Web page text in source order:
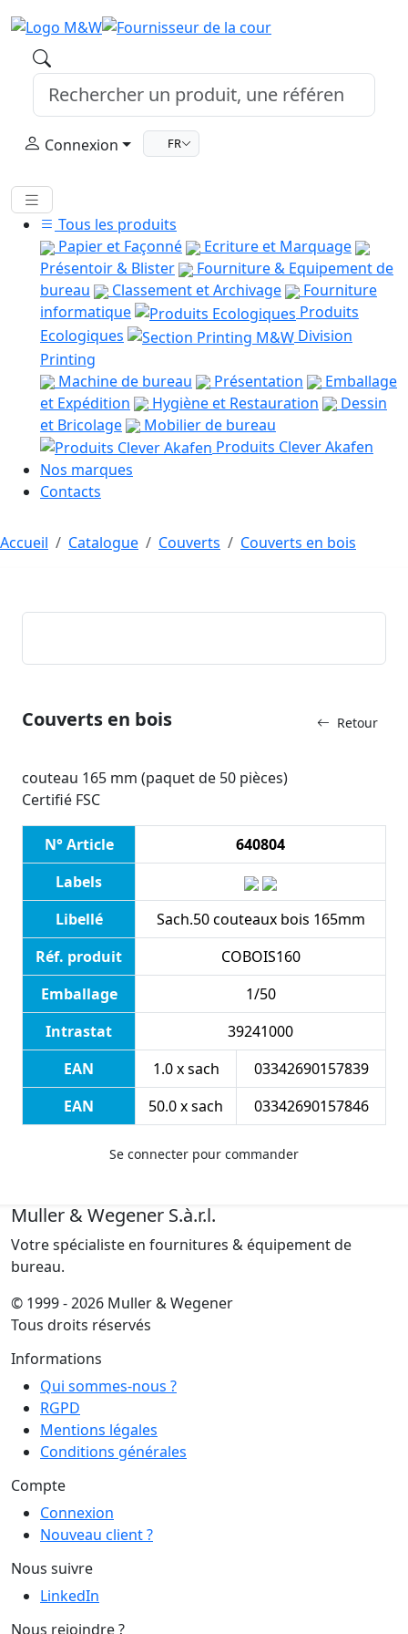
Connexion FR
Tous les produits
Papier et Façonné
Ecriture et Marquage
Présentoir & Blister
Fourniture & Equipement de
bureau
Classement et Archivage
Fourniture
informatique
Produits
Ecologiques
Division
Printing
Machine de bureau
Présentation
Emballage
et Expédition
Hygiène et Restauration
Dessin
et Bricolage
Mobilier de bureau
Produits Clever Akafen
Nos marques
Contacts
Accueil Catalogue Couverts Couverts en bois
Retour
Couverts en bois
couteau 165 mm (paquet de 50 pièces)
Certifié FSC
N° Article
640804
Labels
Libellé
Sach.50 couteaux bois 165mm
Réf. produit
COBOIS160
Emballage
1/50
Intrastat
39241000
EAN
1.0 x sach
03342690157839
EAN
50.0 x sach 03342690157846
Se connecter pour commander
Muller & Wegener S.à.r.l.
Votre spécialiste en fournitures & équipement de
bureau.
© 1999 - 2026 Muller & Wegener
Tous droits réservés
Informations
Qui sommes-nous ?
RGPD
Mentions légales
Conditions générales
Compte
Connexion
Nouveau client ?
Nous suivre
LinkedIn
Nous rejoindre ?